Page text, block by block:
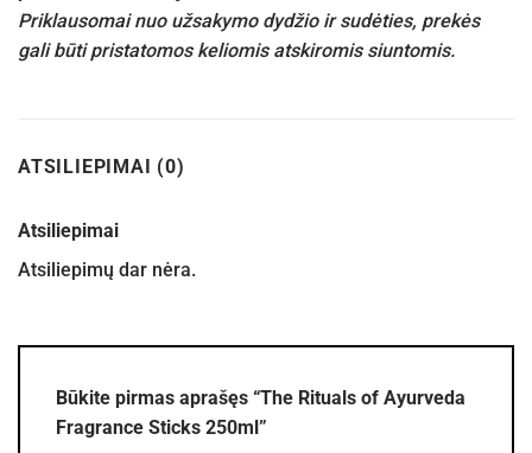
Priklausomai nuo užsakymo dydžio ir sudėties, prekės
gali būti pristatomos keliomis atskiromis siuntomis.
ATSILIEPIMAI (0)
Atsiliepimai
Atsiliepimų dar nėra.
Būkite pirmas aprašęs “The Rituals of Ayurveda
Fragrance Sticks 250ml”